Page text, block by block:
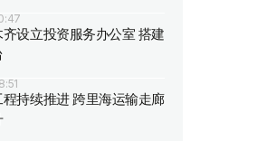
设立投资服务办公室 搭建
持续推进 跨里海运输走廊